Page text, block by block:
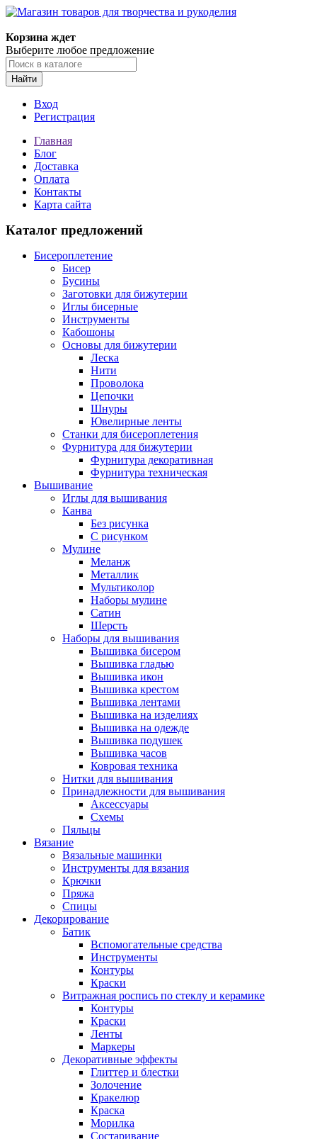
Корзина ждет
Выберите любое предложение
Найти
Вход
Регистрация
Главная
Блог
Доставка
Оплата
Контакты
Карта сайта
Каталог предложений
Бисероплетение
Бисер
Бусины
Заготовки для бижутерии
Иглы бисерные
Инструменты
Кабошоны
Основы для бижутерии
Леска
Нити
Проволока
Цепочки
Шнуры
Ювелирные ленты
Станки для бисероплетения
Фурнитура для бижутерии
Фурнитура декоративная
Фурнитура техническая
Вышивание
Иглы для вышивания
Канва
Без рисунка
С рисунком
Мулине
Меланж
Металлик
Мультиколор
Наборы мулине
Сатин
Шерсть
Наборы для вышивания
Вышивка бисером
Вышивка гладью
Вышивка икон
Вышивка крестом
Вышивка лентами
Вышивка на изделиях
Вышивка на одежде
Вышивка подушек
Вышивка часов
Ковровая техника
Нитки для вышивания
Принадлежности для вышивания
Аксессуары
Схемы
Пяльцы
Вязание
Вязальные машинки
Инструменты для вязания
Крючки
Пряжа
Спицы
Декорирование
Батик
Вспомогательные средства
Инструменты
Контуры
Краски
Витражная роспись по стеклу и керамике
Контуры
Краски
Ленты
Маркеры
Декоративные эффекты
Глиттер и блестки
Золочение
Кракелюр
Краска
Морилка
Состаривание